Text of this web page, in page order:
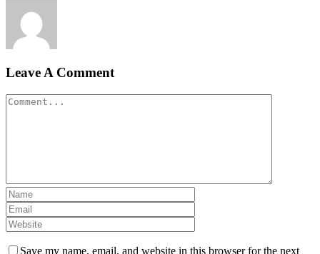
Leave A Comment
Comment
Save my name, email, and website in this browser for the next